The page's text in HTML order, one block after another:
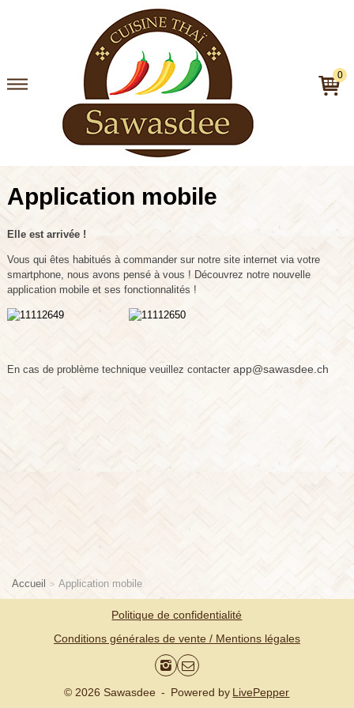
0
Application mobile
Elle est arrivée !
Vous qui êtes habitués à commander sur notre site internet via votre
smartphone, nous avons pensé à vous ! Découvrez notre nouvelle
application mobile et ses fonctionnalités !
En cas de problème technique veuillez contacter app@sawasdee.ch
Accueil Application mobile
Politique de confidentialité
Conditions générales de vente / Mentions légales
© 2026 Sawasdee - Powered by LivePepper